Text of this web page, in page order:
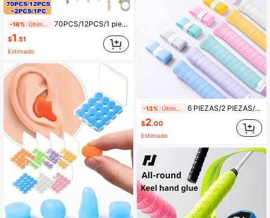
-16% 70PCS/12PCS/1 pieza Cinta de Agarre talla grande Reciente - Estilo Degradado Único, Material PU No Absorbente/Antideslizante, Color Arcoíris, Diseño Degradado Único a la Vanguardia de la Moda, Agarre Cómodo Después del Reemplazo, Mejora la Eficiencia de Golpeo, Protección de Mano Amortiguadora de Impactos, Adecuado para Raquetas de Bádminton, Cañas de Pesca, Manijas de Auto, Manijas de Bicicleta, Pickleball, Críquet, Golf, Béisbol, Compatible con Múltiples Raquetas - Raquetas de Tenis/Pickleball/Críquet/Golf/Béisbol/Bádminton/Cañas de Pesca Etc. - Rendimiento Mejorado, Ultra Delgado Ultra Suave, Envoltura de Agarre de Raqueta de Bádminton | Alta Adhesión Absorbente de Sudor, Múltiples Colores Disponibles (Negro/Blanco/Rosa/Azul/Púrpura/Cian/Rojo/Amarillo/Verde/Naranja/Azul Oscuro Etc.) Gran Valor - Alta Relación Costo-Rendimiento
$1.51
Estimado
-13% 6 PIEZAS/2 PIEZAS/1 PIEZA Cinta de agarre antideslizante y absorbente de sudor para raqueta de bádminton - Precortada y recortable, diseño único de color macaron fácil de aplicar, universal para múltiples raquetas - Tenis/Pickleball/Cricket/Golf/Béisbol/Bádminton/Cañas de pescar - Rendimiento mejorado, ultra delgada y ultra suave, envoltura de agarre para raqueta de bádminton | Alta adhesión y absorbente de sudor, múltiples colores disponibles (Negro/Blanco/Rosa/Azul/Morado/Cian/Rojo/Amarillo/Verde/Naranja/Azul oscuro, etc.)
$2.00
Estimado